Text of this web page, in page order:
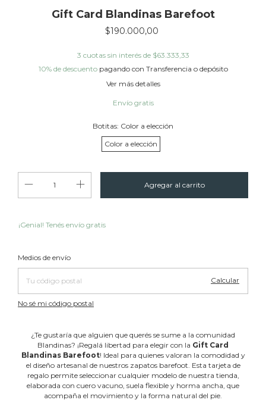
Gift Card Blandinas Barefoot
$190.000,00
3 cuotas sin interés de $63.333,33
10% de descuentopagando con Transferencia o depósito
Ver más detalles
Envío gratis
Botitas: Color a elección
Color a elección
¡Genial! Tenés envío gratis
Entregas para el CP:
Medios de envío
Calcular
No sé mi código postal
¿Te gustaría que alguien que querés se sume a la comunidad
Blandinas? ¡Regalá libertad para elegir con la Gift Card
Blandinas Barefoot! Ideal para quienes valoran la comodidad y
el diseño artesanal de nuestros zapatos barefoot. Esta tarjeta de
regalo permite seleccionar cualquier modelo de nuestra tienda,
elaborada con cuero vacuno, suela flexible y horma ancha, que
acompaña el movimiento y la forma natural del pie.